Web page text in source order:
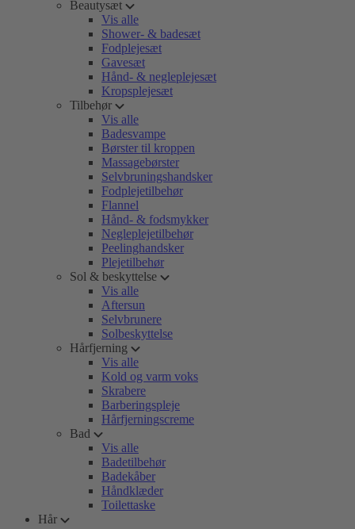
Beautysæt
Vis alle
Shower- & badesæt
Fodplejesæt
Gavesæt
Hånd- & negleplejesæt
Kropsplejesæt
Tilbehør
Vis alle
Badesvampe
Børster til kroppen
Massagebørster
Selvbruningshandsker
Fodplejetilbehør
Flannel
Hånd- & fodsmykker
Negleplejetilbehør
Peelinghandsker
Plejetilbehør
Sol & beskyttelse
Vis alle
Aftersun
Selvbrunere
Solbeskyttelse
Hårfjerning
Vis alle
Kold og varm voks
Skrabere
Barberingspleje
Hårfjerningscreme
Bad
Vis alle
Badetilbehør
Badekåber
Håndklæder
Toilettaske
Hår